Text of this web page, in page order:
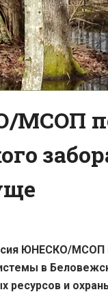
ЮНЕСКО/МСОП
в
ресурсов и